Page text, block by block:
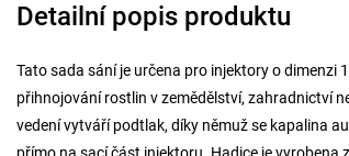
Detailní popis produktu
Tato sada sání je určena pro injektory o dimenzi
přihnojování rostlin v zemědělství, zahradnictví
vedení vytváří podtlak, díky němuž se kapalina
přímo na sací část injektoru. Hadice je